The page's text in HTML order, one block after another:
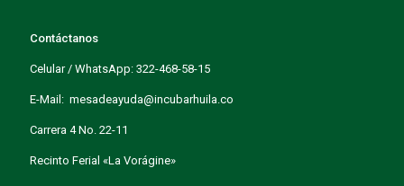
Contáctanos
Celular / WhatsApp: 322-468-58-15
E-Mail: mesadeayuda@incubarhuila.co
Carrera 4 No. 22-11
Recinto Ferial «La Vorágine»